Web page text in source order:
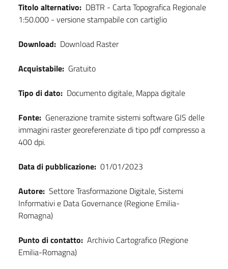
Titolo alternativo: DBTR - Carta Topografica Regionale
1:50.000 - versione stampabile con cartiglio
Download: Download Raster
Acquistabile: Gratuito
Tipo di dato: Documento digitale, Mappa digitale
Fonte: Generazione tramite sistemi software GIS delle
immagini raster georeferenziate di tipo pdf compresso a
400 dpi.
Data di pubblicazione: 01/01/2023
Autore: Settore Trasformazione Digitale, Sistemi
Informativi e Data Governance (Regione Emilia-
Romagna)
Punto di contatto: Archivio Cartografico (Regione
Emilia-Romagna)